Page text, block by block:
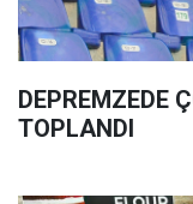
DEPREMZEDE
TOPLANDI